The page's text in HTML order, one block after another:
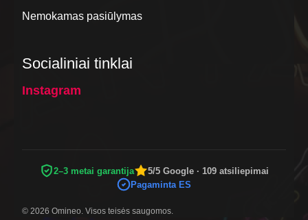
Nemokamas pasiūlymas
Socialiniai tinklai
Instagram
2–3 metai garantija
5/5 Google · 109 atsiliepimai
Pagaminta ES
© 2026 Omineo. Visos teisės saugomos.